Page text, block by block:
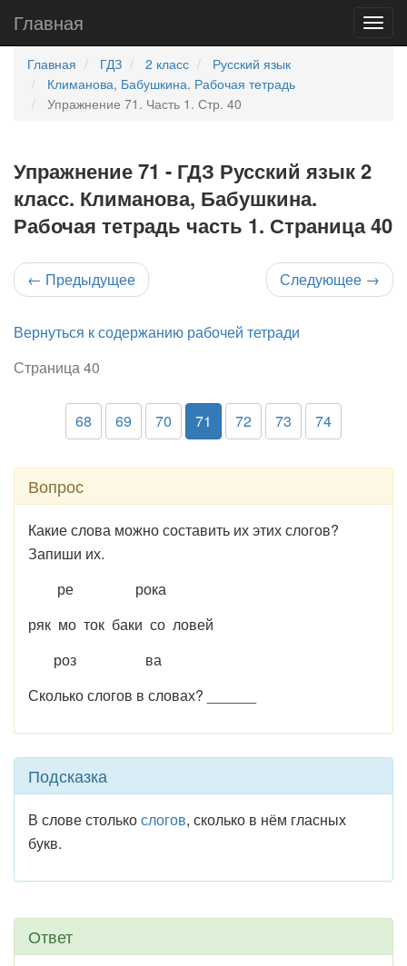
Главная
Главная ГДЗ 2 класс
Русский язык
Климанова, Бабушкина. Рабочая тетрадь
Упражнение 71. Часть 1. Стр. 40
Упражнение 71 - ГДЗ Русский язык 2
класс. Климанова, Бабушкина.
Рабочая тетрадь часть 1. Страница 40
← Предыдущее Следующее →
Вернуться к содержанию рабочей тетради
Страница 40
68 69 70 71 72 73 74
Вопрос
Какие слова можно составить их этих слогов?
Запиши их.
ре рока
ряк мо ток баки со ловей
роз ва
Сколько слогов в словах? ______
Подсказка
В слове столькослогов, сколько в нём гласных
букв.
Ответ